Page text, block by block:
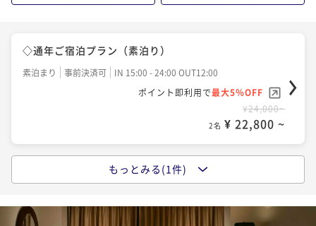
◇通年ご宿泊プラン（素泊り）
素泊まり 事前決済可
IN 15:00 - 24:00 OUT12:00
ポイント即利用で最大5％OFF
¥24,000~
2名 ¥ 22,800 ~
◇通年ご宿泊プラン（朝食付）
ポイント即利用で
最大5％OFF
もっとみる(1件)